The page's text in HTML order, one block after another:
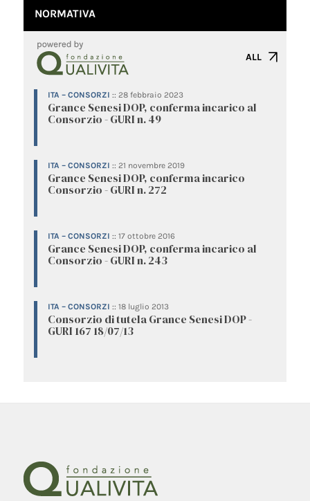
NORMATIVA
ALL
ITA – CONSORZI :: 28 febbraio 2023
Grance Senesi DOP, conferma incarico al
Consorzio - GURI n. 49
ITA – CONSORZI :: 21 novembre 2019
Grance Senesi DOP, conferma incarico
Consorzio - GURI n. 272
ITA – CONSORZI :: 17 ottobre 2016
Grance Senesi DOP, conferma incarico al
Consorzio - GURI n. 243
ITA – CONSORZI :: 18 luglio 2013
Consorzio di tutela Grance Senesi DOP -
GURI 167 18/07/13